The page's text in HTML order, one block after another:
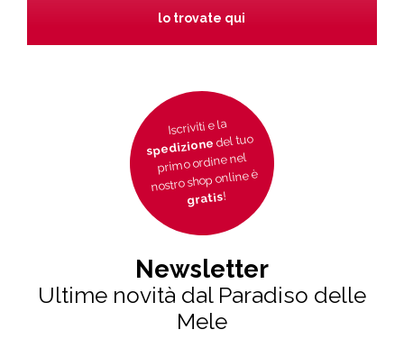
lo trovate qui
Iscriviti e la
spedizionedel tuo
primo ordine nel
nostro shop online è
gratis!
Newsletter
Ultime novità dal Paradiso delle
Mele